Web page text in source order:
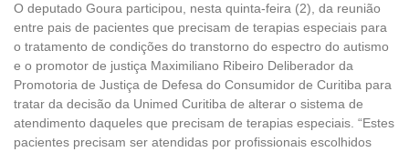
O deputado Goura participou, nesta quinta-feira (2), da reunião
entre pais de pacientes que precisam de terapias especiais para
o tratamento de condições do transtorno do espectro do autismo
e o promotor de justiça Maximiliano Ribeiro Deliberador da
Promotoria de Justiça de Defesa do Consumidor de Curitiba para
tratar da decisão da Unimed Curitiba de alterar o sistema de
atendimento daqueles que precisam de terapias especiais. “Estes
pacientes precisam ser atendidas por profissionais escolhidos